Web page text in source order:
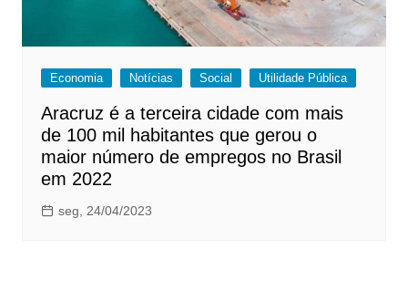
Economia Notícias Social Utilidade Pública
Aracruz é a terceira cidade com mais
de 100 mil habitantes que gerou o
maior número de empregos no Brasil
em 2022
seg, 24/04/2023